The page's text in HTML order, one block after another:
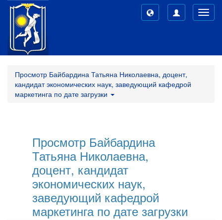
Просмотр Байбардина Татьяна Николаевна, доцент,
кандидат экономических наук, заведующий кафедрой
маркетинга по дате загрузки
Просмотр Байбардина
Татьяна Николаевна,
доцент, кандидат
экономических наук,
заведующий кафедрой
маркетинга по дате загрузки